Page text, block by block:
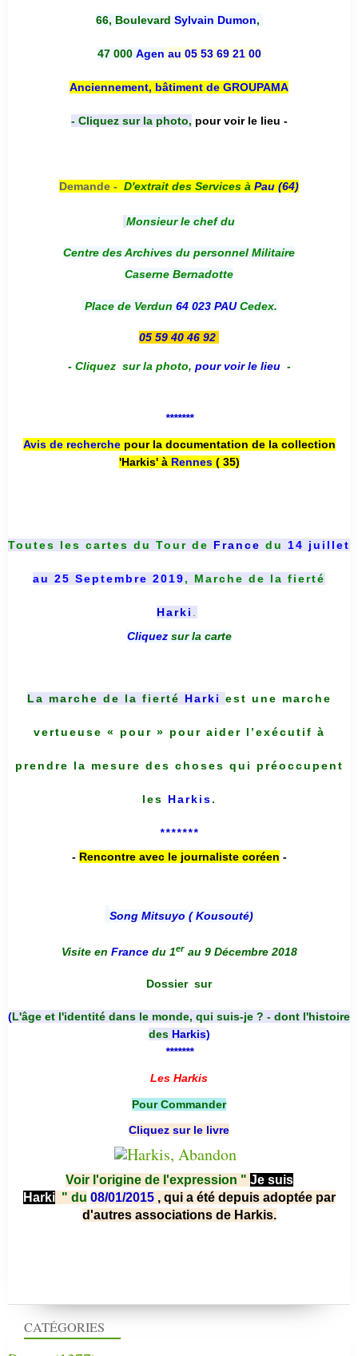
CATÉGORIES
66, Boulevard Sylvain Dumon,
47 000 Agen au 05 53 69 21 00
Anciennement, bâtiment de GROUPAMA
- Cliquez sur la photo, pour voir le lieu -
Demande - D'extrait des Services à Pau (64)
Monsieur le chef du
Centre des Archives du personnel Militaire
Caserne Bernadotte
Place de Verdun 64 023 PAUCedex.
05 59 40 46 92
- Cliquez sur la photo, pour voir le lieu -
*******
Avis de recherche pour la documentation de la collection
'Harkis' à Rennes( 35)
Toutes les cartes du Tour de France du 14 juillet
au 25 Septembre 2019, Marche de la fierté
Harki .
Cliquez sur la carte
La marche de la fierté Harki est une marche
vertueuse « pour » pour aider l’exécutif à
prendre la mesure des choses qui préoccupent
les Harkis.
*******
- Rencontre avec le journaliste coréen -
Song Mitsuyo ( Kousouté)
Visite en France du 1er au 9 Décembre 2018
Dossier sur
(L'âge et l'identité dans le monde, qui suis-je ? - dont l'histoire
des Harkis)
*******
Les Harkis
Pour Commander
Cliquez sur le livre
Voir l'origine de l'expression " Je suis
Harki " du 08/01/2015 , qui a été depuis adoptée par
d'autres associations de Harkis.